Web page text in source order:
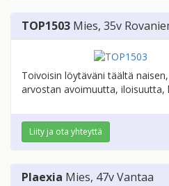
TOP1503 Mies, 35v
Toivoisin löytäväni täältä
arvostan avoimuutta, iloisuutta,
Liity ja ota yhteyttä
Plaexia Mies, 47vVantaa